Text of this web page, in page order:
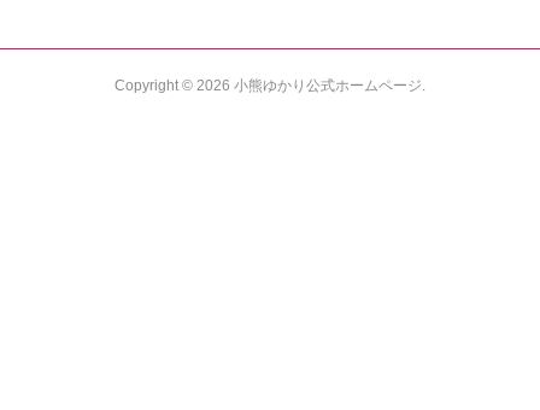
Copyright © 2026 小熊ゆかり公式ホームページ.